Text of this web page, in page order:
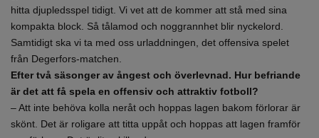
hitta djupledsspel tidigt. Vi vet att de kommer att stå med sina
kompakta block. Så tålamod och noggrannhet blir nyckelord.
Samtidigt ska vi ta med oss urladdningen, det offensiva spelet
från Degerfors-matchen.
Efter två säsonger av ångest och överlevnad. Hur befriande
är det att få spela en offensiv och attraktiv fotboll?
– Att inte behöva kolla neråt och hoppas lagen bakom förlorar är
skönt. Det är roligare att titta uppåt och hoppas att lagen framför